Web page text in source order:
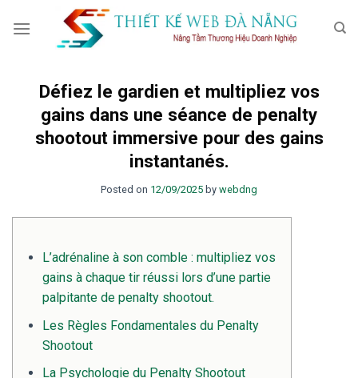
Défiez le gardien et multipliez vos
gains dans une séance de penalty
shootout immersive pour des gains
instantanés.
Posted on 12/09/2025 by webdng
L’adrénaline à son comble : multipliez vos
gains à chaque tir réussi lors d’une partie
palpitante de penalty shootout.
Les Règles Fondamentales du Penalty
Shootout
La Psychologie du Penalty Shootout